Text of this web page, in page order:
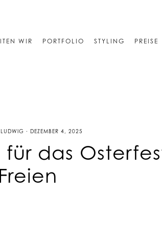
WIR PORTFOLIO STYLING PREISE
· DEZEMBER 4, 2025
das
Freien